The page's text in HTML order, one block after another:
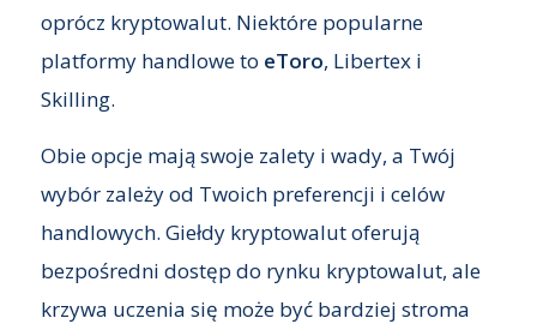
oprócz kryptowalut. Niektóre popularne
platformy handlowe to eToro, Libertex i
Skilling.
Obie opcje mają swoje zalety i wady, a Twój
wybór zależy od Twoich preferencji i celów
handlowych. Giełdy kryptowalut oferują
bezpośredni dostęp do rynku kryptowalut, ale
krzywa uczenia się może być bardziej stroma